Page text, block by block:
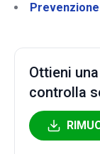
Prevenzione
Ottieni
controlla